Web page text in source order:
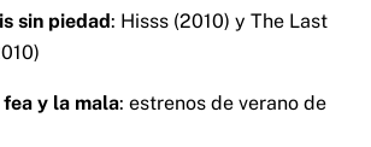
sin piedad: Hisss (2010) y The Last
y la mala: estrenos de verano de